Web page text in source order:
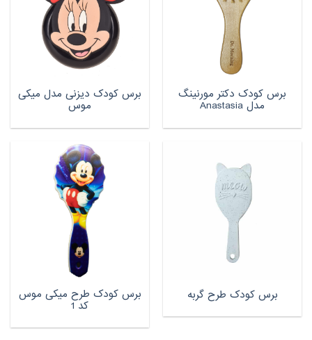
برس کودک دکتر مورنینگ
مدل Anastasia
برس کودک دیزنی مدل میکی
موس
برس کودک طرح گربه برس کودک طرح میکی موس
کد 1